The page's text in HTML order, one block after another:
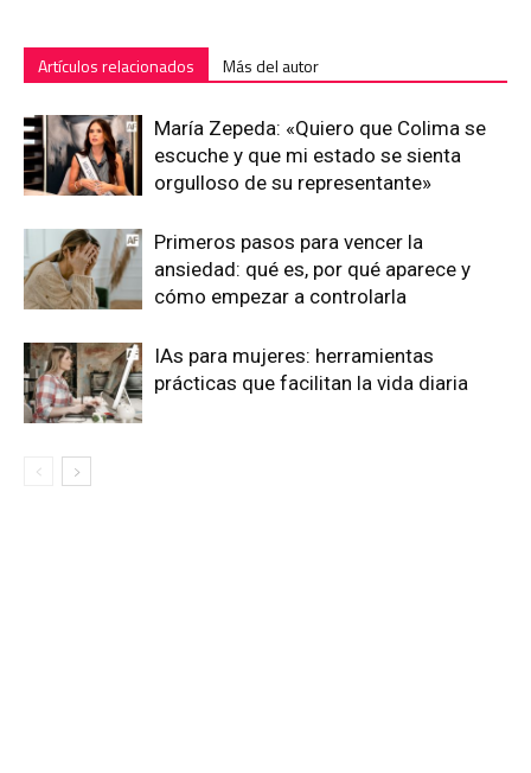
Artículos relacionados Más del autor
María Zepeda: «Quiero que Colima se
escuche y que mi estado se sienta
orgulloso de su representante»
Primeros pasos para vencer la
ansiedad: qué es, por qué aparece y
cómo empezar a controlarla
IAs para mujeres: herramientas
prácticas que facilitan la vida diaria